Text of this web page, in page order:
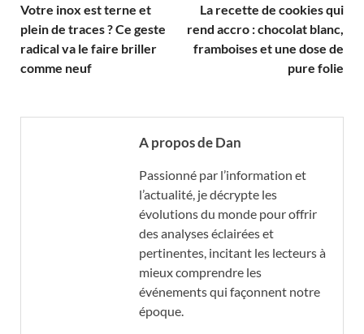
Votre inox est terne et
plein de traces ? Ce geste
radical va le faire briller
comme neuf
La recette de cookies qui
rend accro : chocolat blanc,
framboises et une dose de
pure folie
A propos de Dan
Passionné par l’information et
l’actualité, je décrypte les
évolutions du monde pour offrir
des analyses éclairées et
pertinentes, incitant les lecteurs à
mieux comprendre les
événements qui façonnent notre
époque.